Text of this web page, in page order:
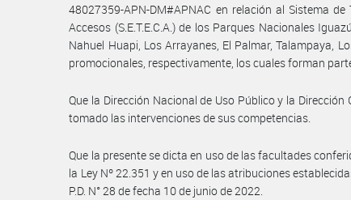
48027359-APN-DM#APNAC en relación al Sistema
Accesos (S.E.T.E.C.A.) de los Parques Nacionales
Nahuel Huapi, Los Arrayanes, El Palmar, Talampaya,
promocionales, respectivamente, los cuales forman
Que la Dirección Nacional de Uso Público y la
tomado las intervenciones de sus competencias.
Que la presente se dicta en uso de las facultades
la Ley Nº 22.351 y en uso de las atribuciones
P.D. N° 28 de fecha 10 de junio de 2022.